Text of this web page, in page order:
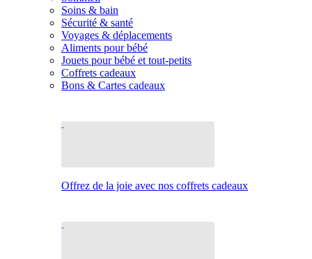
Soins & bain
Sécurité & santé
Voyages & déplacements
Aliments pour bébé
Jouets pour bébé et tout-petits
Coffrets cadeaux
Bons & Cartes cadeaux
Offrez de la joie avec nos coffrets cadeaux